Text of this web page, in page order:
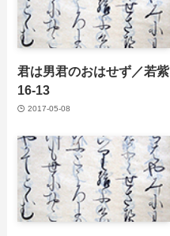
君は男君のおはせず／若紫
16-13
2017-05-08